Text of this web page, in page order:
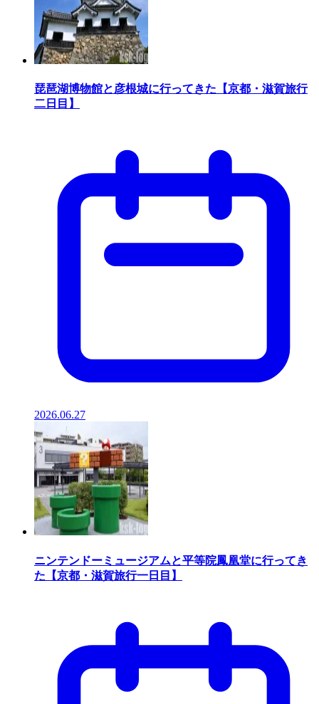
琵琶湖博物館と彦根城に行ってきた【京都・滋賀旅行
二日目】
2026.06.27
ニンテンドーミュージアムと平等院鳳凰堂に行ってき
た【京都・滋賀旅行一日目】